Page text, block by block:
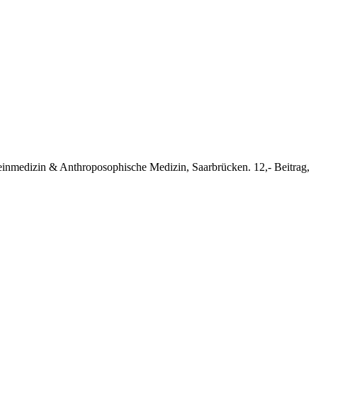
& Anthroposophische Medizin, Saarbrücken. 12,- Beitrag,